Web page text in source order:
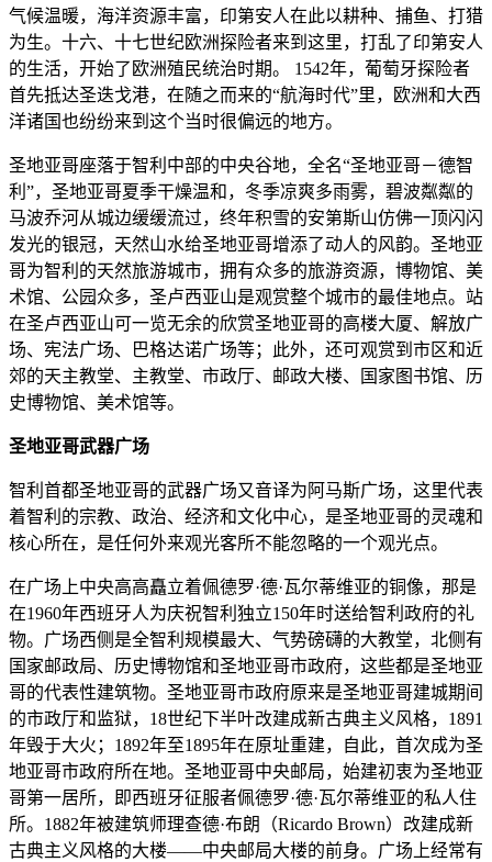
气候温暖，海洋资源丰富，印第安人在此以耕种、捕鱼、打猎
为生。十六、十七世纪欧洲探险者来到这里，打乱了印第安人
的生活，开始了欧洲殖民统治时期。 1542年，葡萄牙探险者
首先抵达圣迭戈港，在随之而来的“航海时代”里，欧洲和大西
洋诸国也纷纷来到这个当时很偏远的地方。
圣地亚哥座落于智利中部的中央谷地，全名“圣地亚哥－德智
利”，圣地亚哥夏季干燥温和，冬季凉爽多雨雾，碧波粼粼的
马波乔河从城边缓缓流过，终年积雪的安第斯山仿佛一顶闪闪
发光的银冠，天然山水给圣地亚哥增添了动人的风韵。圣地亚
哥为智利的天然旅游城市，拥有众多的旅游资源，博物馆、美
术馆、公园众多，圣卢西亚山是观赏整个城市的最佳地点。站
在圣卢西亚山可一览无余的欣赏圣地亚哥的高楼大厦、解放广
场、宪法广场、巴格达诺广场等；此外，还可观赏到市区和近
郊的天主教堂、主教堂、市政厅、邮政大楼、国家图书馆、历
史博物馆、美术馆等。
圣地亚哥武器广场
智利首都圣地亚哥的武器广场又音译为阿马斯广场，这里代表
着智利的宗教、政治、经济和文化中心，是圣地亚哥的灵魂和
核心所在，是任何外来观光客所不能忽略的一个观光点。
在广场上中央高高矗立着佩德罗·德·瓦尔蒂维亚的铜像，那是
在1960年西班牙人为庆祝智利独立150年时送给智利政府的礼
物。广场西侧是全智利规模最大、气势磅礴的大教堂，北侧有
国家邮政局、历史博物馆和圣地亚哥市政府，这些都是圣地亚
哥的代表性建筑物。圣地亚哥市政府原来是圣地亚哥建城期间
的市政厅和监狱，18世纪下半叶改建成新古典主义风格，1891
年毁于大火；1892年至1895年在原址重建，自此，首次成为圣
地亚哥市政府所在地。圣地亚哥中央邮局，始建初衷为圣地亚
哥第一居所，即西班牙征服者佩德罗·德·瓦尔蒂维亚的私人住
所。1882年被建筑师理查德·布朗（Ricardo Brown）改建成新
古典主义风格的大楼——中央邮局大楼的前身。广场上经常有